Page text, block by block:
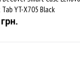
YT-X705 Black